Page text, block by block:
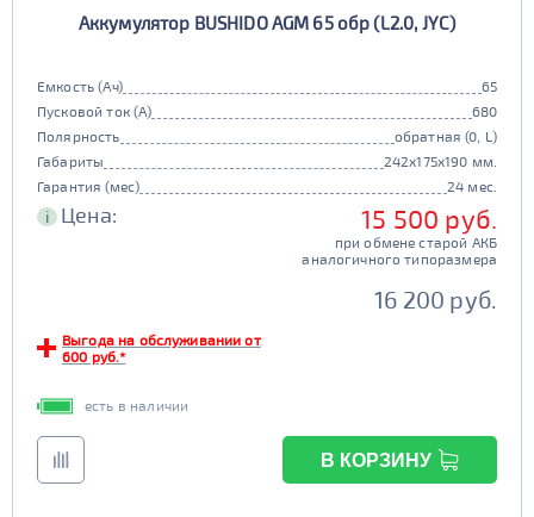
Аккумулятор BUSHIDO AGM 65 обр (L2.0, JYC)
Емкость (Ач)
65
Пусковой ток (А)
680
Полярность
обратная (0, L)
Габариты
242x175x190 мм.
Гарантия (мес)
24 мес.
i Цена: 15 500 руб.
при обмене старой АКБ
аналогичного типоразмера
16 200 руб.
Выгода на обслуживании от
600 руб.*
есть в наличии
В КОРЗИНУ